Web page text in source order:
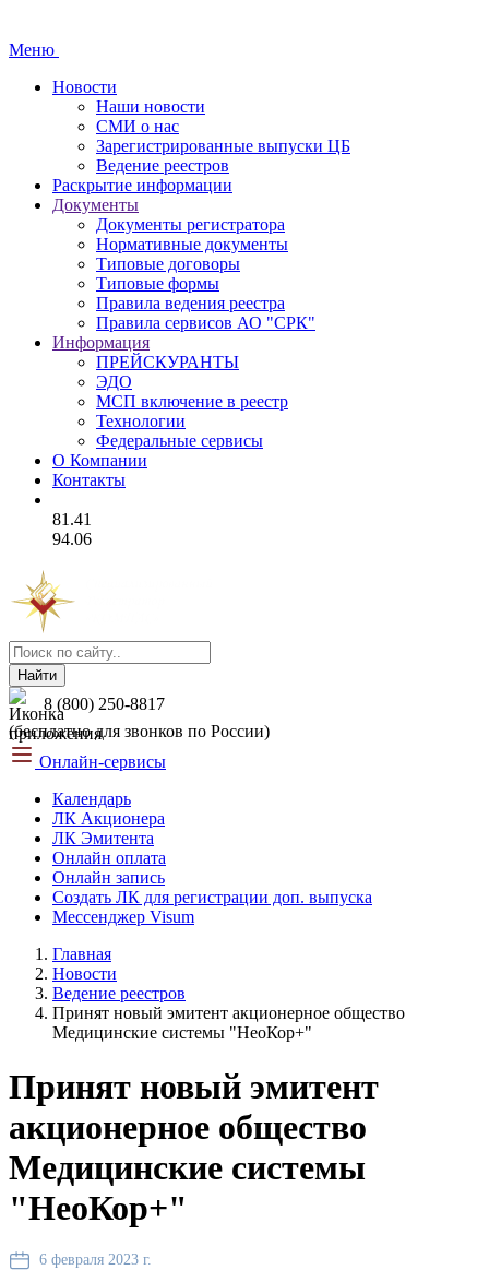
Меню
Новости
Наши новости
СМИ о нас
Зарегистрированные выпуски ЦБ
Ведение реестров
Раскрытие информации
Документы
Документы регистратора
Нормативные документы
Типовые договоры
Типовые формы
Правила ведения реестра
Правила сервисов АО "СРК"
Информация
ПРЕЙСКУРАНТЫ
ЭДО
МСП включение в реестр
Технологии
Федеральные сервисы
О Компании
Контакты
81.41
94.06
Найти
8 (800) 250-8817
(бесплатно для звонков по России)
Онлайн-сервисы
Календарь
ЛК Акционера
ЛК Эмитента
Онлайн оплата
Онлайн запись
Создать ЛК для регистрации доп. выпуска
Мессенджер Visum
Главная
Новости
Ведение реестров
Принят новый эмитент акционерное общество
Медицинские системы "НеоКор+"
Принят новый эмитент
акционерное общество
Медицинские системы
"НеоКор+"
6 февраля 2023 г.